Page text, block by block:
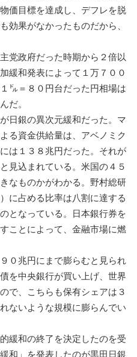
価目標を達成し、デフレを脱
効果がなかったものだから、
党政府だった時期から２倍以
緩和発表によって１万７００
㌦＝８０円台だった円相場は
だ。
日銀の異次元緩和だった。マ
る資金供給量は、アベノミク
は１３８兆円だった。それが
見込まれている。米国の４５
なものかがわかる。野村総研
に占める比率は八割に達する
となっている。日本銀行券を
ことによって、金融市場に燃
０兆円にまで膨らむと見られ
を中央銀行が買い上げ、世界
で、こちらも保有シェアは３
ないような規模に膨らんでい
緩和の終了を決定したのを受
和」を発表したのが黒田日銀